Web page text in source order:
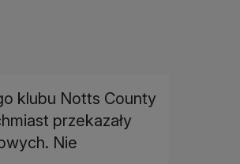
klubu Notts County
przekazały
Nie